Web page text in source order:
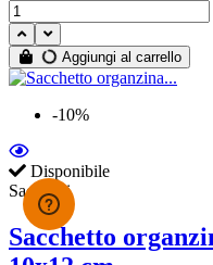
Aggiungi al carrello
-10%
Disponibile
Sacchetti
Sacchetto